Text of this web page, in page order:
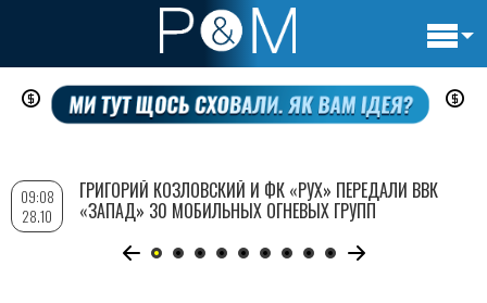
Перейти
содержанию
09:08
28.10
ГРИГОРИЙ КОЗЛОВСКИЙ И ФК «РУХ» ПЕРЕДАЛИ ВВК
«ЗАПАД» 30 МОБИЛЬНЫХ ОГНЕВЫХ ГРУПП